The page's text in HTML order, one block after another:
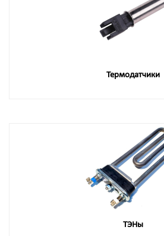
Термодатчики
ТЭНы